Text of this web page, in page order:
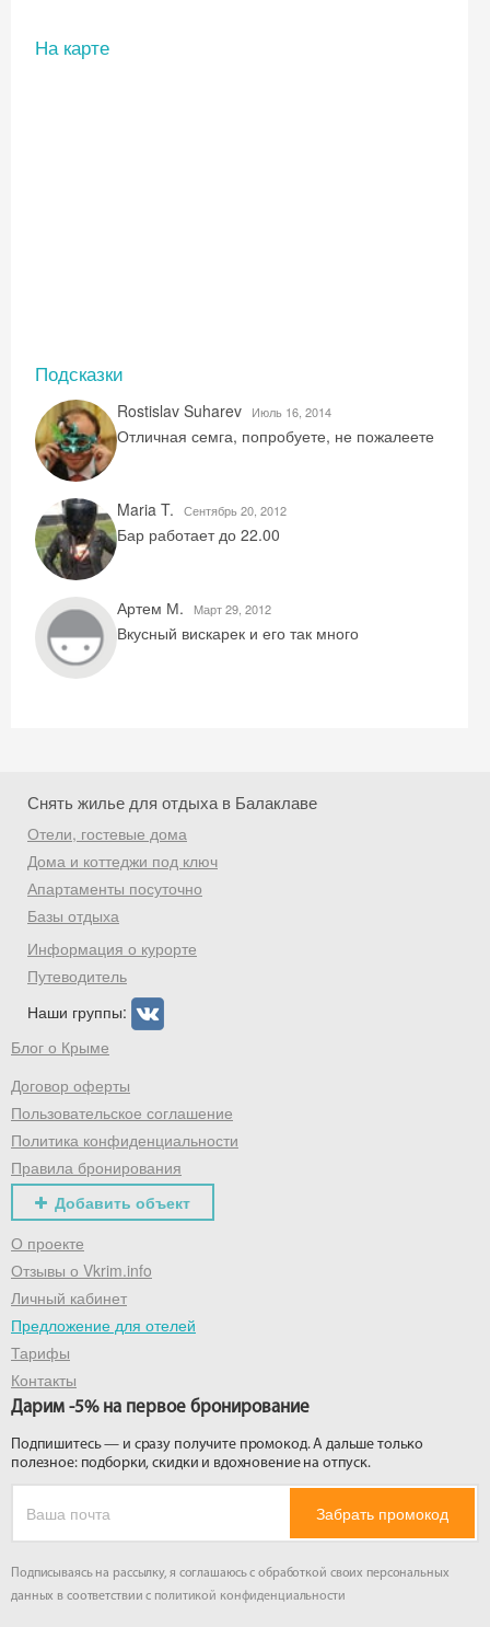
На карте
Подсказки
Rostislav Suharev Июль 16, 2014
Отличная семга, попробуете, не пожалеете
Maria T. Сентябрь 20, 2012
Бар работает до 22.00
Артем М. Mарт 29, 2012
Вкусный вискарек и его так много
Снять жилье для отдыха в Балаклаве
Отели, гостевые дома
Дома и коттеджи под ключ
Апартаменты посуточно
Базы отдыха
Информация о курорте
Путеводитель
Наши группы:
Блог о Крыме
Договор оферты
Пользовательское соглашение
Политика конфиденциальности
Правила бронирования
Добавить объект
О проекте
Отзывы о Vkrim.info
Личный кабинет
Предложение для отелей
Тарифы
Контакты
Дарим -5% на первое бронирование
Подпишитесь — и сразу получите промокод. А дальше только
полезное: подборки, скидки и вдохновение на отпуск.
Забрать промокод
Подписываясь на рассылку, я соглашаюсь с обработкой своих персональных
данных в соответствии с политикой конфиденциальности
Получить промокод